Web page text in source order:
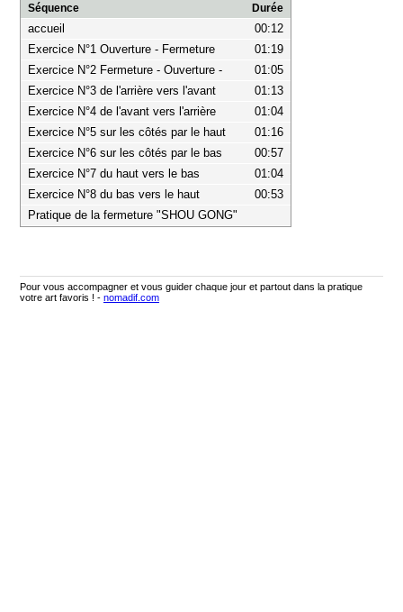
Séquence Durée
accueil
00:12
Exercice N°1 Ouverture - Fermeture
01:19
Exercice N°2 Fermeture - Ouverture -
01:05
Exercice N°3 de l'arrière vers l'avant
01:13
Exercice N°4 de l'avant vers l'arrière
01:04
Exercice N°5 sur les côtés par le haut
01:16
Exercice N°6 sur les côtés par le bas
00:57
Exercice N°7 du haut vers le bas
01:04
Exercice N°8 du bas vers le haut
00:53
Pratique de la fermeture "SHOU GONG"
Pour vous accompagner et vous guider chaque jour et partout dans la pratique
votre art favoris ! - nomadif.com